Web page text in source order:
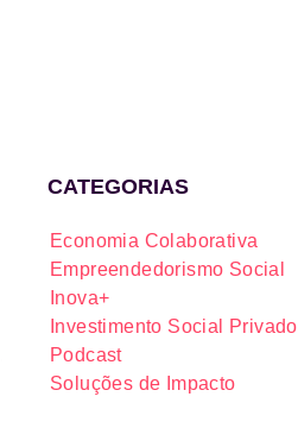
CATEGORIAS
Economia Colaborativa
Empreendedorismo Social
Inova+
Investimento Social Privado
Podcast
Soluções de Impacto